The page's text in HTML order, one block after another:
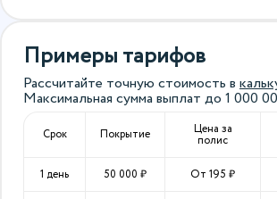
Примеры тарифов
Рассчитайте точную стоимость в
Максимальная сумма выплат до 1 000
Срок Покрытие Цена за
полис
1 день 50 000 ₽ От 195 ₽